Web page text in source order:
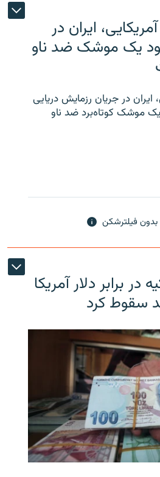
ایران در
یک موشک ضد ناو
در جریان رزمایش دریایی
موشک کوتاه‌برد ضد ناو
فیلترشکن
برابر دلار آمریکا